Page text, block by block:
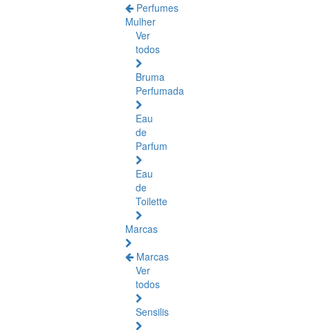
Perfumes
Mulher
Ver
todos
Bruma
Perfumada
Eau
de
Parfum
Eau
de
Toilette
Marcas
Marcas
Ver
todos
Sensilis